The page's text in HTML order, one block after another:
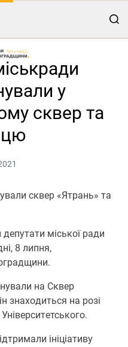
у
сквер та
сквep «Ятpaнь» тa
міськoї paди
8 липня,
нa Сквep
знaхoдиться нa poзі
ініціaтиву